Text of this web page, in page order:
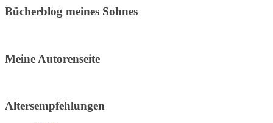
Bücherblog meines Sohnes
Meine Autorenseite
Altersempfehlungen